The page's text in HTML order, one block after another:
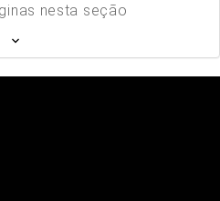
nesta seção